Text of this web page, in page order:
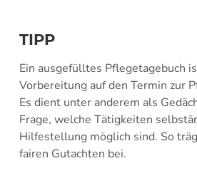
TIPP
Ein ausgefülltes Pflegetagebuch
Vorbereitung auf den Termin zur
Es dient unter anderem als
Frage, welche Tätigkeiten
Hilfestellung möglich sind. So
fairen Gutachten bei.